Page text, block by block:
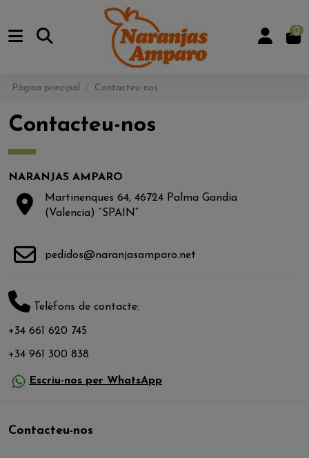
0
Pàgina principal Contacteu-nos
Contacteu-nos
NARANJAS AMPARO
Martinenques 64, 46724 Palma Gandia
(Valencia) “SPAIN“
pedidos@naranjasamparo.net
Telèfons de contacte:
+34 661 620 745
+34 961 300 838
Escriu-nos per WhatsApp
Contacteu-nos